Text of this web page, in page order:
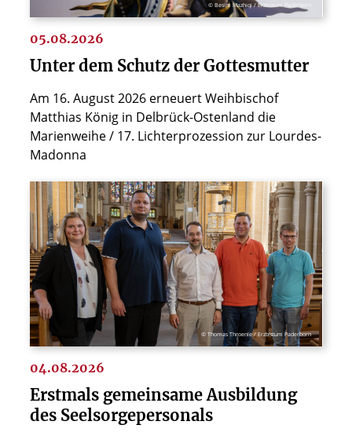
© Besim Mazhiqi / Erzbistum Paderborn
05.08.2026
Unter dem Schutz der Gottesmutter
Am 16. August 2026 erneuert Weihbischof
Matthias König in Delbrück-Ostenland die
Marienweihe / 17. Lichterprozession zur Lourdes-
Madonna
© Thomas Throenle / Erzbistum Paderborn
04.08.2026
Erstmals gemeinsame Ausbildung
des Seelsorgepersonals